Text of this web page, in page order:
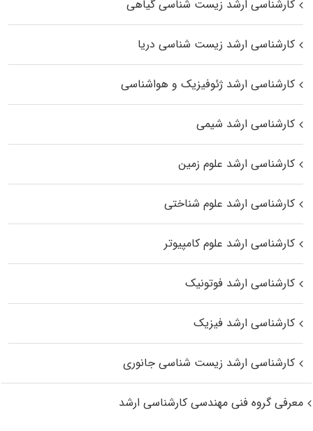
کارشناسی ارشد زیست‌ شناسی گیاهی
کارشناسی ارشد زیست‌ شناسی دریا
کارشناسی ارشد ژئوفیزیک و هواشناسی
کارشناسی ارشد شیمی
کارشناسی ارشد علوم زمین
کارشناسی ارشد علوم شناختی
کارشناسی ارشد علوم کامپیوتر
کارشناسی ارشد فوتونیک
کارشناسی ارشد فیزیک
کارشناسی ارشد زیست‌ شناسی جانوری
معرفی گروه فنی مهندسی کارشناسی ارشد